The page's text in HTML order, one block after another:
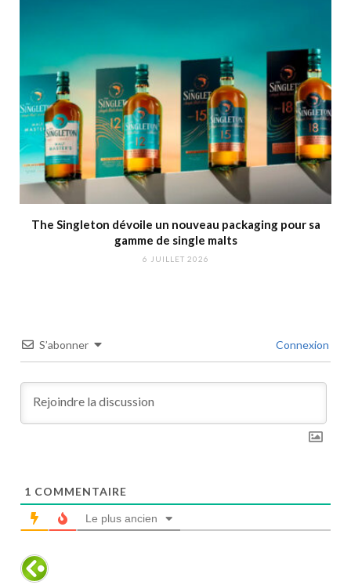
The Singleton dévoile un nouveau packaging pour sa
gamme de single malts
6 JUILLET 2026
S’abonner Connexion
1 COMMENTAIRE
Le plus ancien